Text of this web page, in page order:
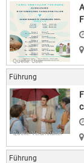
Quelle: User
Führung
Quelle: Veranstalter
Führung